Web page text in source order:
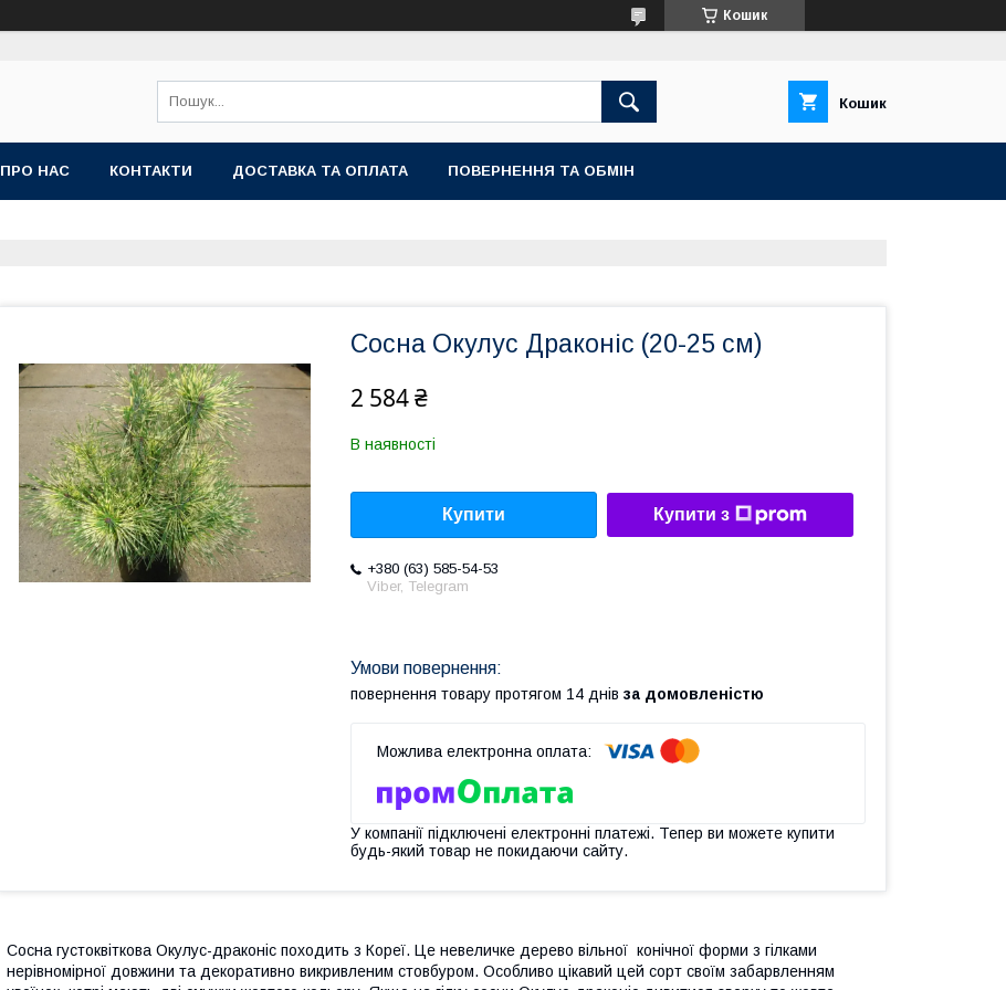
Кошик
Кошик
ПРО НАС КОНТАКТИ ДОСТАВКА ТА ОПЛАТА ПОВЕРНЕННЯ ТА ОБМІН
Сосна Окулус Драконіс (20-25 см)
2 584 ₴
В наявності
Купити Купити з
+380 (63) 585-54-53
Viber, Telegram
повернення товару протягом 14 днів за домовленістю
У компанії підключені електронні платежі. Тепер ви можете купити
будь-який товар не покидаючи сайту.
Сосна густоквіткова Окулус-драконіс походить з Кореї. Це невеличке дерево вільної конічної форми з гілками
нерівномірної довжини та декоративно викривленим стовбуром. Особливо цікавий цей сорт своїм забарвленням